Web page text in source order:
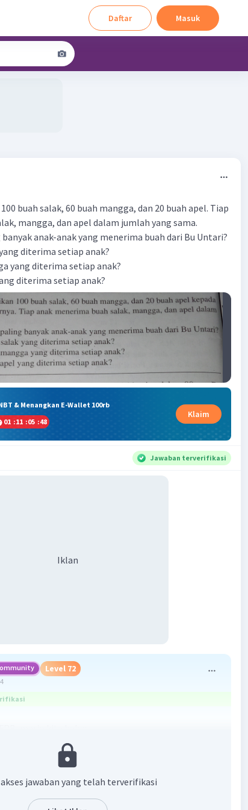
Daftar Masuk
buah salak, 60 buah mangga, dan 20 buah apel. Tiap
mangga, dan apel dalam jumlah yang sama.
anak-anak yang menerima buah dari Bu Untari?
diterima setiap anak?
yang diterima setiap anak?
diterima setiap anak?
& Menangkan E-Wallet 100rb
01 :11 :05 :47
Klaim
Jawaban terverifikasi
Iklan
Level 72
2 10
\ / \
jawaban yang telah terverifikasi